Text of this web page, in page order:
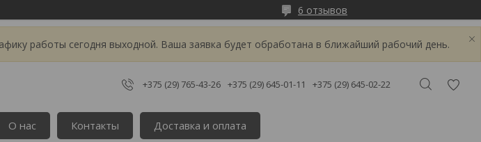
6 отзывов
работы сегодня выходной. Ваша заявка будет обработана в ближайший рабочий день.
+375 (29) 765-43-26 +375 (29) 645-01-11 +375 (29) 645-02-22
О нас Контакты Доставка и оплата